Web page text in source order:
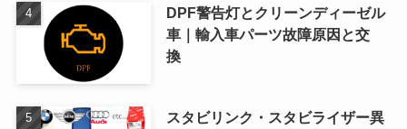
DPF警告灯とクリーンディーゼル
車｜輸入車パーツ故障原因と交
換
スタビリンク・スタビライザー異